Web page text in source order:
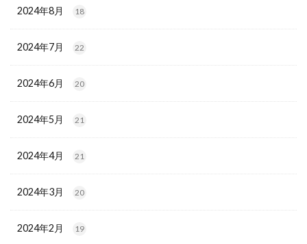
2024年8月 18
2024年7月 22
2024年6月 20
2024年5月 21
2024年4月 21
2024年3月 20
2024年2月 19